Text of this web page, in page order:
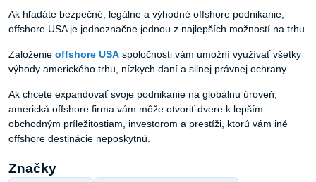
Ak hľadáte bezpečné, legálne a výhodné offshore podnikanie,
offshore USA je jednoznačne jednou z najlepších možností na trhu.
Založenie offshore USA spoločnosti vám umožní využívať všetky
výhody amerického trhu, nízkych daní a silnej právnej ochrany.
Ak chcete expandovať svoje podnikanie na globálnu úroveň,
americká offshore firma vám môže otvoriť dvere k lepším
obchodným príležitostiam, investorom a prestíži, ktorú vám iné
offshore destinácie neposkytnú.
Značky